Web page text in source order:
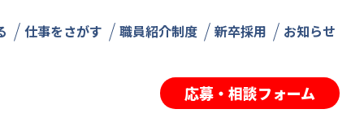
仕事をさがす 職員紹介制度 新卒採用 お知らせ
応募・相談フォーム